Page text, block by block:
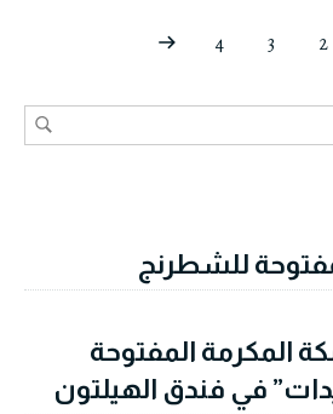
2
3
4
للشطرنج
المكرمة المفتوحة
في فندق الهيلتون